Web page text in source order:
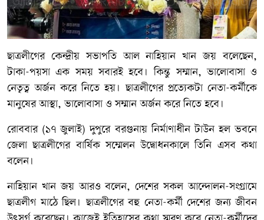
ছাত্রলীগের কেন্দ্রীয় সভাপতি আল নাহিয়ান খান জয় বলেছেন,
টাকা-পয়সা এক সময় সবারই হবে। কিন্তু সম্মান, ভালোবাসা ও
নেতৃত্ব অর্জন করে নিতে হয়। ছাত্রলীগের প্রত্যেকটা নেতা-কর্মীকে
মানুষের আস্থা, ভালোবাসা ও সম্মান অর্জন করে নিতে হবে।
রোববার (১৭ জুলাই) দুপুরে বরগুনায় নির্মাণাধীন টাউন হল ভবনে
জেলা ছাত্রলীগের বার্ষিক সম্মেলন উদ্বোধনকালে তিনি এসব কথা
বলেন।
নাহিয়ান খান জয় আরও বলেন, দেশের সকল আন্দোলন-সংগ্রামে
ছাত্রলীগ মাঠে ছিল। ছাত্রলীগের বহু নেতা-কর্মী দেশের জন্য জীবন